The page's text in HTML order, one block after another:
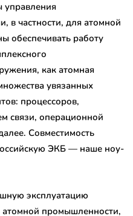
управления
в частности, для атомной
обеспечивать работу
как атомная
увязанных
процессоров,
связи, операционной
Совместимость
ЭКБ — наше ноу-
эксплуатацию
атомной промышленности,